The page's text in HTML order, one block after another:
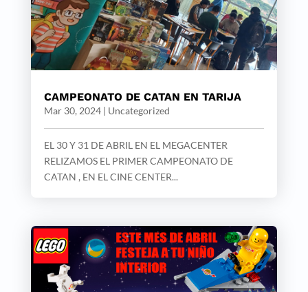
CAMPEONATO DE CATAN EN TARIJA
Mar 30, 2024| Uncategorized
EL 30 Y 31 DE ABRIL EN EL MEGACENTER
RELIZAMOS EL PRIMER CAMPEONATO DE
CATAN , EN EL CINE CENTER...